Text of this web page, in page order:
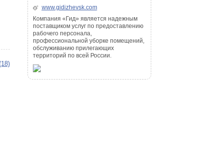
www.gidizhevsk.com
Компания «Гид» является надежным
поставщиком услуг по предоставлению
рабочего персонала,
профессиональной уборке помещений,
обслуживанию прилегающих
территорий по всей России.